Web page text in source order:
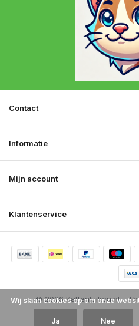
Klantenservice
Mijn account
Informatie
Contact
© 2026 Kattenluiken.nl -
Wij slaan cookies op om onze
Ja Nee